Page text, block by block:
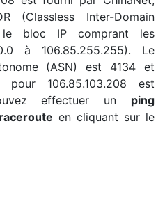
(Classless Inter-Domain
le bloc IP comprant les
à 106.85.255.255). Le
(ASN) est 4134 et
pour 106.85.103.208 est
effectuer un ping
en cliquant sur le